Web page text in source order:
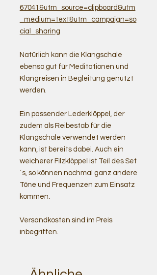
67041&utm_source=clipboard&utm
_medium=text&utm_campaign=so
cial_sharing
Natürlich kann die Klangschale
ebenso gut für Meditationen und
Klangreisen in Begleitung genutzt
werden.
Ein passender Lederklöppel, der
zudem als Reibestab für die
Klangschale verwendet werden
kann, ist bereits dabei. Auch ein
weicherer Filzklöppel ist Teil des Set
´s, so können nochmal ganz andere
Töne und Frequenzen zum Einsatz
kommen.
Versandkosten sind im Preis
inbegriffen.